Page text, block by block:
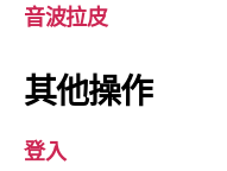
音波拉皮
其他操作
登入